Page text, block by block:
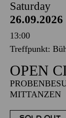
Saturday
26.09.2026
13:00
Treffpunkt:
OPEN
MITTANZEN